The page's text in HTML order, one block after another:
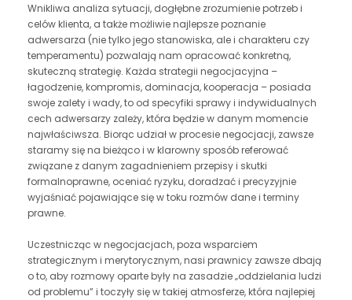
Wnikliwa analiza sytuacji, dogłębne zrozumienie potrzeb i
celów klienta, a także możliwie najlepsze poznanie
adwersarza (nie tylko jego stanowiska, ale i charakteru czy
temperamentu) pozwalają nam opracować konkretną,
skuteczną strategię. Każda strategii negocjacyjna –
łagodzenie, kompromis, dominacja, kooperacja – posiada
swoje zalety i wady, to od specyfiki sprawy i indywidualnych
cech adwersarzy zależy, która będzie w danym momencie
najwłaściwsza. Biorąc udział w procesie negocjacji, zawsze
staramy się na bieżąco i w klarowny sposób referować
związane z danym zagadnieniem przepisy i skutki
formalnoprawne, oceniać ryzyku, doradzać i precyzyjnie
wyjaśniać pojawiające się w toku rozmów dane i terminy
prawne.
Uczestnicząc w negocjacjach, poza wsparciem
strategicznym i merytorycznym, nasi prawnicy zawsze dbają
o to, aby rozmowy oparte były na zasadzie „oddzielania ludzi
od problemu” i toczyły się w takiej atmosferze, która najlepiej